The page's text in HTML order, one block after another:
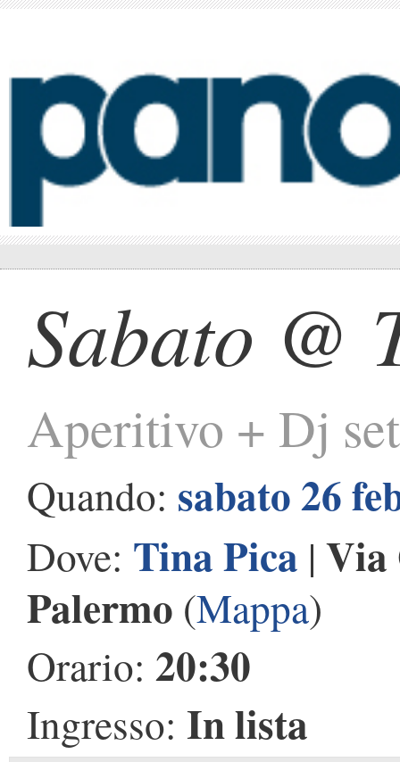
Sabato @
Aperitivo + Dj set
Quando: sabato 26
Dove: Tina Pica | Via
Palermo (Mappa)
Orario: 20:30
Ingresso: In lista